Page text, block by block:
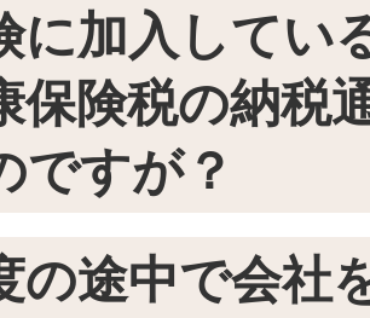
に加入してい
保険税の納税
ですが？
の途中で会社